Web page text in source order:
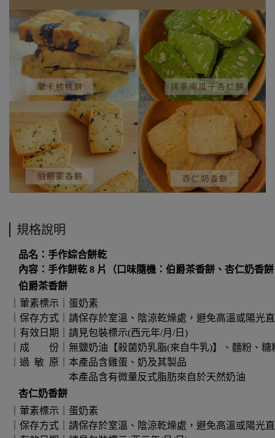
規格說明
品名：手作綜合餅乾
內容：手作餅乾 8 片（口味隨機：伯爵茶香餅、杏仁奶香
伯爵茶香餅
｜葷素標示｜蛋奶素
｜保存方式｜請保存於室溫、陰涼乾燥處，避免高溫或陽光
｜有效日期｜請見包裝標示(西元年/月/日)
｜成 份｜無鹽奶油【殺菌奶乳脂(來自牛乳)】、麵粉、糖
｜過 敏 原｜本產品含雞蛋、奶及其製品
本產品含有微量反式脂肪來自於天然奶油
杏仁奶香餅
｜葷素標示｜蛋奶素
｜保存方式｜請保存於室溫、陰涼乾燥處，避免高溫或陽光